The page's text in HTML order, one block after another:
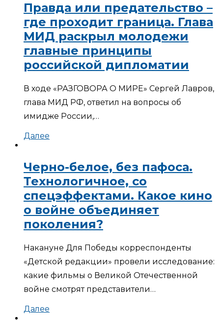
Правда или предательство –
где проходит граница. Глава
МИД раскрыл молодежи
главные принципы
российской дипломатии
В ходе «РАЗГОВОРА О МИРЕ» Сергей Лавров,
глава МИД РФ, ответил на вопросы об
имидже России,…
Далее
Черно-белое, без пафоса.
Технологичное, со
спецэффектами. Какое кино
о войне объединяет
поколения?
Накануне Для Победы корреспонденты
«Детской редакции» провели исследование:
какие фильмы о Великой Отечественной
войне смотрят представители…
Далее